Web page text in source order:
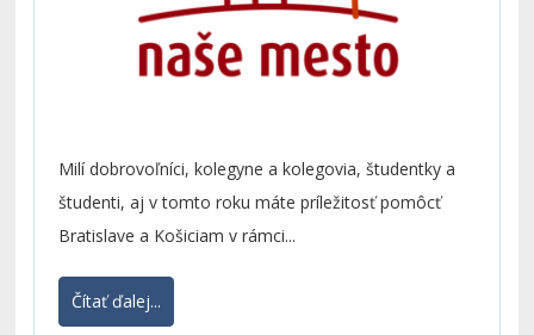
Milí dobrovoľníci, kolegyne a kolegovia, študentky a
študenti, aj v tomto roku máte príležitosť pomôcť
Bratislave a Košiciam v rámci...
Čítať ďalej...